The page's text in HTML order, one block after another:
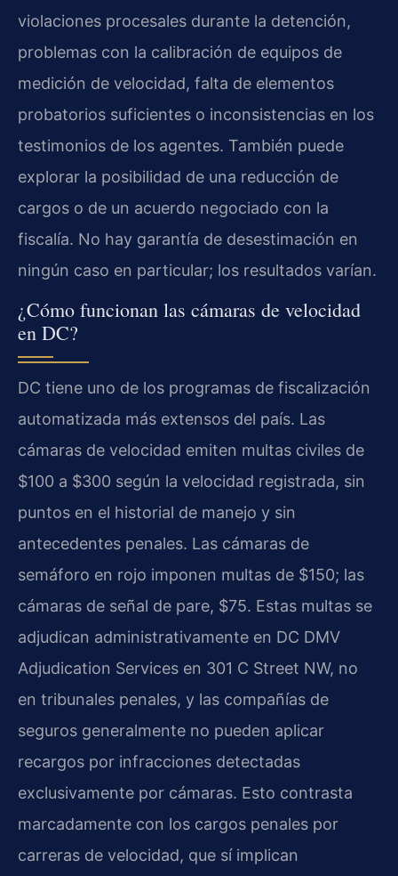
violaciones procesales durante la detención,
problemas con la calibración de equipos de
medición de velocidad, falta de elementos
probatorios suficientes o inconsistencias en los
testimonios de los agentes. También puede
explorar la posibilidad de una reducción de
cargos o de un acuerdo negociado con la
fiscalía. No hay garantía de desestimación en
ningún caso en particular; los resultados varían.
¿Cómo funcionan las cámaras de velocidad
en DC?
DC tiene uno de los programas de fiscalización
automatizada más extensos del país. Las
cámaras de velocidad emiten multas civiles de
$100 a $300 según la velocidad registrada, sin
puntos en el historial de manejo y sin
antecedentes penales. Las cámaras de
semáforo en rojo imponen multas de $150; las
cámaras de señal de pare, $75. Estas multas se
adjudican administrativamente en DC DMV
Adjudication Services en 301 C Street NW, no
en tribunales penales, y las compañías de
seguros generalmente no pueden aplicar
recargos por infracciones detectadas
exclusivamente por cámaras. Esto contrasta
marcadamente con los cargos penales por
carreras de velocidad, que sí implican